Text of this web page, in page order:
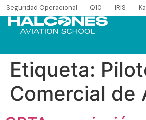
Seguridad Operacional Q10 IRIS
Etiqueta:
Comercial de